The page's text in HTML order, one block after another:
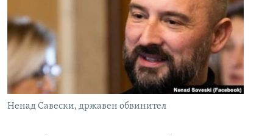
Ненад Савески, државен обвинител